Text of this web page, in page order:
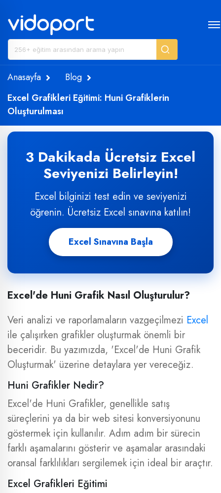
Anasayfa
Blog
Excel Grafikleri Eğitimi: Huni Grafiklerin
Oluşturulması
3 Dakikada Ücretsiz Excel
Seviyenizi Belirleyin!
Excel bilginizi test edin ve seviyenizi
öğrenin. Ücretsiz Excel sınavına katılın!
Excel Sınavına Başla
Excel'de Huni Grafik Nasıl Oluşturulur?
Veri analizi ve raporlamaların vazgeçilmezi Excel
ile çalışırken grafikler oluşturmak önemli bir
beceridir. Bu yazımızda, 'Excel'de Huni Grafik
Oluşturmak' üzerine detaylara yer vereceğiz.
Huni Grafikler Nedir?
Excel'de Huni Grafikler, genellikle satış
süreçlerini ya da bir web sitesi konversiyonunu
göstermek için kullanılır. Adım adım bir sürecin
farklı aşamalarını gösterir ve aşamalar arasındaki
oransal farklılıkları sergilemek için ideal bir araçtır.
Excel Grafikleri Eğitimi